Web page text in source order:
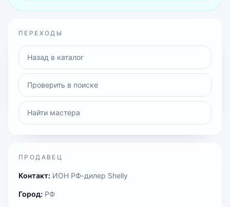
ПЕРЕХОДЫ
Назад в каталог
Проверить в поиске
Найти мастера
ПРОДАВЕЦ
Контакт: ИОН РФ-дилер Shelly
Город: РФ